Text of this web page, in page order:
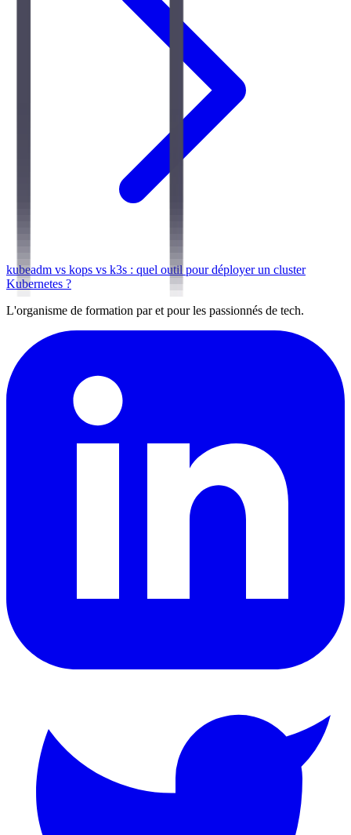
kubeadm vs kops vs k3s : quel outil pour déployer un cluster
Kubernetes ?
L'organisme de formation par et pour les passionnés de tech.